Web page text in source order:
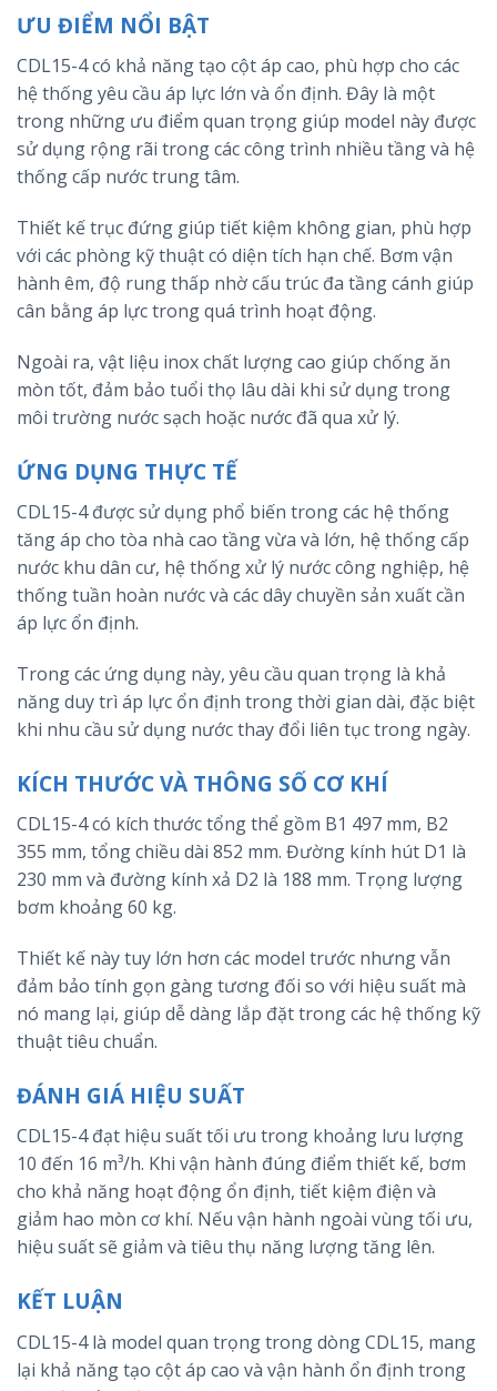
ƯU ĐIỂM NỔI BẬT
CDL15-4 có khả năng tạo cột áp cao, phù hợp cho các
hệ thống yêu cầu áp lực lớn và ổn định. Đây là một
trong những ưu điểm quan trọng giúp model này được
sử dụng rộng rãi trong các công trình nhiều tầng và hệ
thống cấp nước trung tâm.
Thiết kế trục đứng giúp tiết kiệm không gian, phù hợp
với các phòng kỹ thuật có diện tích hạn chế. Bơm vận
hành êm, độ rung thấp nhờ cấu trúc đa tầng cánh giúp
cân bằng áp lực trong quá trình hoạt động.
Ngoài ra, vật liệu inox chất lượng cao giúp chống ăn
mòn tốt, đảm bảo tuổi thọ lâu dài khi sử dụng trong
môi trường nước sạch hoặc nước đã qua xử lý.
ỨNG DỤNG THỰC TẾ
CDL15-4 được sử dụng phổ biến trong các hệ thống
tăng áp cho tòa nhà cao tầng vừa và lớn, hệ thống cấp
nước khu dân cư, hệ thống xử lý nước công nghiệp, hệ
thống tuần hoàn nước và các dây chuyền sản xuất cần
áp lực ổn định.
Trong các ứng dụng này, yêu cầu quan trọng là khả
năng duy trì áp lực ổn định trong thời gian dài, đặc biệt
khi nhu cầu sử dụng nước thay đổi liên tục trong ngày.
KÍCH THƯỚC VÀ THÔNG SỐ CƠ KHÍ
CDL15-4 có kích thước tổng thể gồm B1 497 mm, B2
355 mm, tổng chiều dài 852 mm. Đường kính hút D1 là
230 mm và đường kính xả D2 là 188 mm. Trọng lượng
bơm khoảng 60 kg.
Thiết kế này tuy lớn hơn các model trước nhưng vẫn
đảm bảo tính gọn gàng tương đối so với hiệu suất mà
nó mang lại, giúp dễ dàng lắp đặt trong các hệ thống kỹ
thuật tiêu chuẩn.
ĐÁNH GIÁ HIỆU SUẤT
CDL15-4 đạt hiệu suất tối ưu trong khoảng lưu lượng
10 đến 16 m³/h. Khi vận hành đúng điểm thiết kế, bơm
cho khả năng hoạt động ổn định, tiết kiệm điện và
giảm hao mòn cơ khí. Nếu vận hành ngoài vùng tối ưu,
hiệu suất sẽ giảm và tiêu thụ năng lượng tăng lên.
KẾT LUẬN
CDL15-4 là model quan trọng trong dòng CDL15, mang
lại khả năng tạo cột áp cao và vận hành ổn định trong